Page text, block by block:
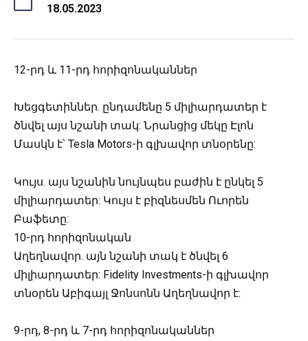
18.05.2023
12-րդ և 11-րդ հորիզոնականներ
Խեցգետիններ. ընդամենը 5 միլիարդատեր է
ծնվել այս նշանի տակ: Նրանցից մեկը Էլոն
Մասկն է՝ Tesla Motors-ի գլխավոր տնօրենը:
Կույս. այս նշանին նույնպես բաժին է ընկել 5
միլիարդատեր: Կույս է բիզնեսմեն Ուորեն
Բաֆետը:
10-րդ հորիզոնական
Աղեղնավոր. այն նշանի տակ է ծնվել 6
միլիարդատեր: Fidelity Investments-ի գլխավոր
տնօրեն Աբիգայլ Ջոնսոնն Աղեղնավոր է:
9-րդ, 8-րդ և 7-րդ հորիզոնականներ